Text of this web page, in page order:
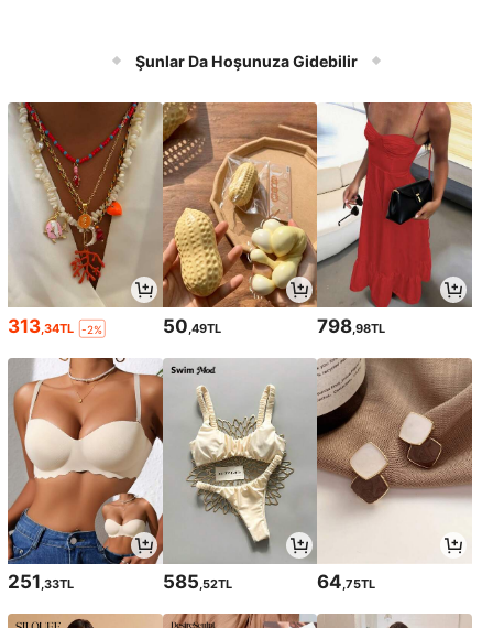
Şunlar Da Hoşunuza Gidebilir
313 ,34TL -2% 50 ,49TL 798 ,98TL
251,33TL 585,52TL 64,75TL